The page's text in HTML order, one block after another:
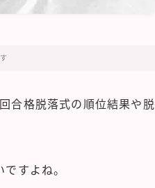
合格脱落式の順位結果や脱
すよね。